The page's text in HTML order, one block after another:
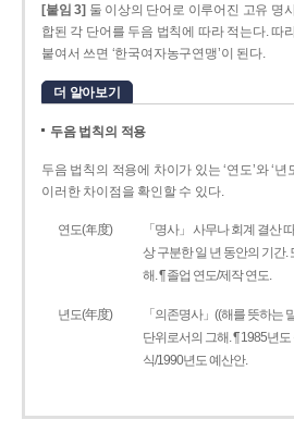
[붙임 3] 둘 이상의 단어로 이루어진 고유 명
합된 각 단어를 두음 법칙에 따라 적는다. 따
붙여서 쓰면 ‘한국여자농구연맹’이 된다.
더 알아보기
두음 법칙의 적용
두음 법칙의 적용에 차이가 있는 ‘연도’와 ‘년
이러한 차이점을 확인할 수 있다.
연도(年度)
「명사」 사무나 회계 결산
상 구분한 일 년 동안의 기간.
해. ¶ 졸업 연도/제작 연도.
년도(年度)
「의존명사」((해를 뜻하는
단위로서의 그해. ¶ 1985년
식/1990년도 예산안.